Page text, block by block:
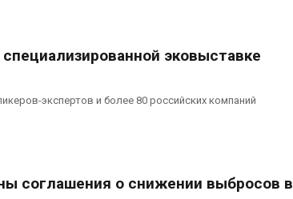
эковыставке
экспертов и более 80 российских компаний
соглашения о снижении выбросов в
Ozon запустит сбор
Авг 7, 2026